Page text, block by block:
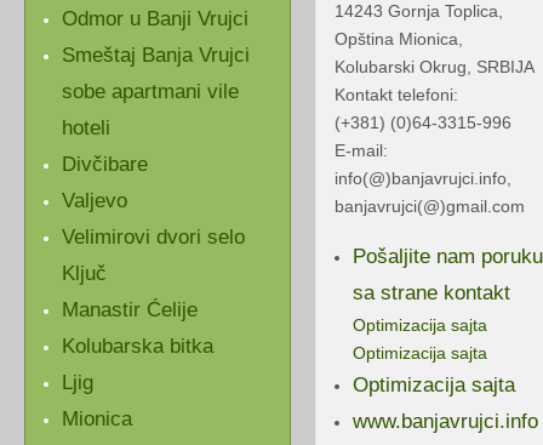
Odmor u Banji Vrujci
Smeštaj Banja Vrujci
sobe apartmani vile
hoteli
Divčibare
Valjevo
Velimirovi dvori selo
Ključ
Manastir Ćelije
Kolubarska bitka
Ljig
Mionica
14243 Gornja Toplica,
Opština Mionica,
Kolubarski Okrug, SRBIJA
Kontakt telefoni:
(+381) (0)64-3315-996
E-mail:
info(@)banjavrujci.info,
banjavrujci(@)gmail.com
Pošaljite nam poruku
sa strane kontakt
Optimizacija sajta
Optimizacija sajta
Optimizacija sajta
www.banjavrujci.info